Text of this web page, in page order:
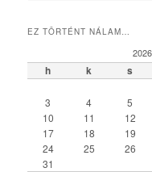
e
r
EZ TÖRTÉNT NÁLAM…
h k s
3
4 5
10
11 12
17
18 19
24
25 26
31